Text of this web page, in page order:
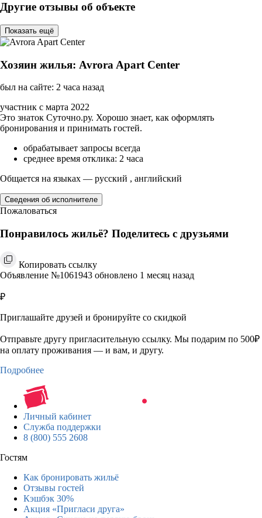
Другие отзывы об объекте
Показать ещё
Хозяин жилья: Avrora Apart Center
был на сайте: 2 часа назад
участник с марта 2022
Это знаток Суточно.ру. Хорошо знает, как оформлять
бронирования и принимать гостей.
обрабатывает запросы всегда
среднее время отклика: 2 часа
Общается на языках — русский , английский
Сведения об исполнителе
Пожаловаться
Понравилось жильё? Поделитесь с друзьями
Копировать ссылку
Объявление №1061943 обновлено 1 месяц назад
₽
Приглашайте друзей и бронируйте со скидкой
Отправьте другу пригласительную ссылку. Мы подарим по 500₽
на оплату проживания — и вам, и другу.
Подробнее
Личный кабинет
Служба поддержки
8 (800) 555 2608
Гостям
Как бронировать жильё
Отзывы гостей
Кэшбэк 30%
Акция «Пригласи друга»